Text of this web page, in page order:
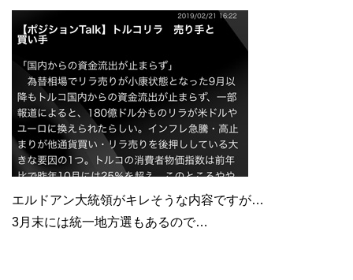
エルドアン大統領がキレそうな内容ですが…
3月末には統一地方選もあるので…